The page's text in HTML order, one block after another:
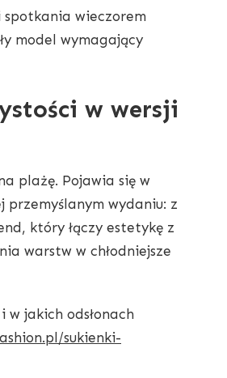
spotkania wieczorem
model wymagający
w wersji
plażę. Pojawia się w
wydaniu: z
który łączy estetykę z
warstw w chłodniejsze
jakich odsłonach
sukienki-